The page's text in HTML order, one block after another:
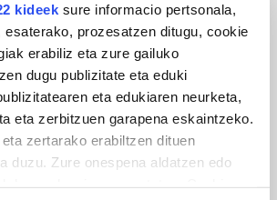
kideek sure informacio pertsonala,
esaterako, prozesatzen ditugu, cookie
erabiliz eta zure gailuko
dugu publizitate eta eduki
eta edukiaren neurketa,
eta zerbitzuen garapena eskaintzeko.
zertarako erabiltzen dituen
duzu. Zure onespena aldatzen edo
erromeria leku